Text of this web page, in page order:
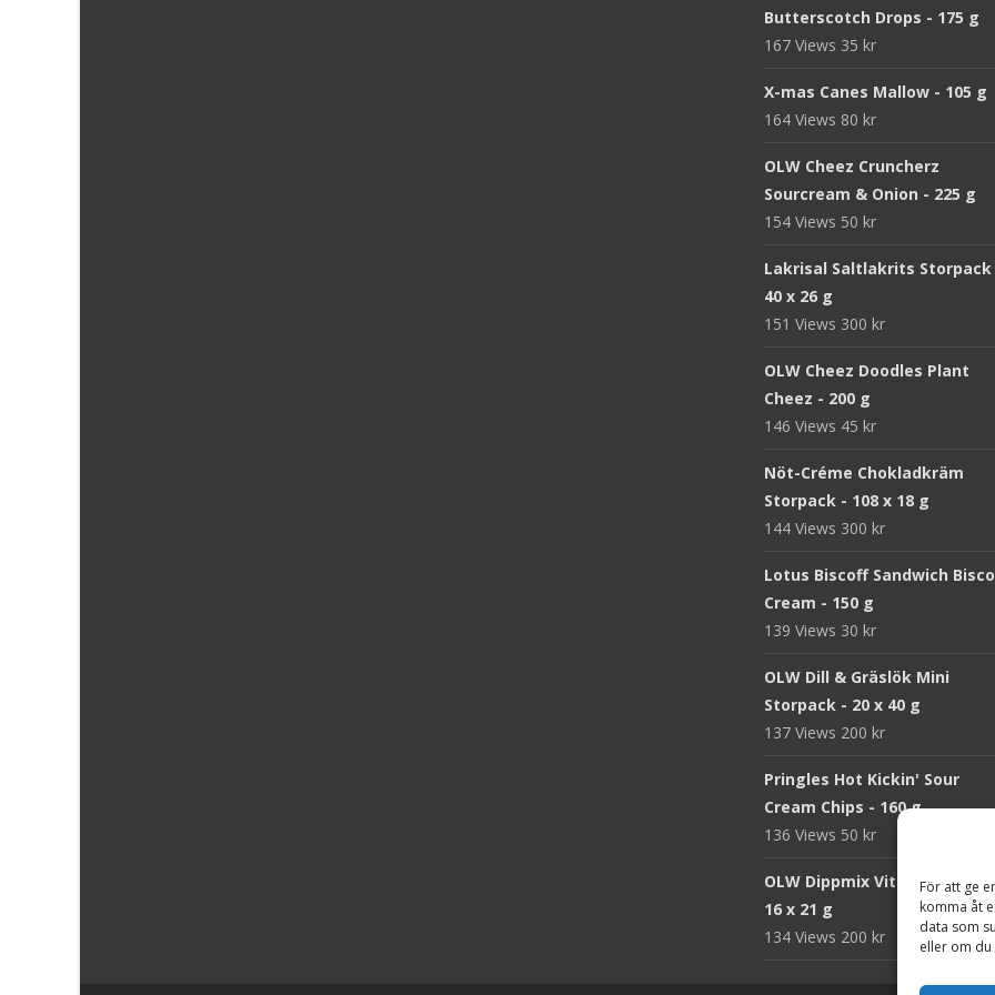
För att ge
komma åt
data som
eller om
Butterscotch Drops - 175 g
167 Views 35 kr
X-mas Canes Mallow - 105 g
164 Views 80 kr
OLW Cheez Cruncherz
Sourcream & Onion - 225 g
154 Views 50 kr
Lakrisal Saltlakrits Storpack
40 x 26 g
151 Views 300 kr
OLW Cheez Doodles Plant
Cheez - 200 g
146 Views 45 kr
Nöt-Créme Chokladkräm
Storpack - 108 x 18 g
144 Views 300 kr
Lotus Biscoff Sandwich
Cream - 150 g
139 Views 30 kr
OLW Dill & Gräslök Mini
Storpack - 20 x 40 g
137 Views 200 kr
Pringles Hot Kickin' Sour
Cream Chips - 160 g
136 Views 50 kr
OLW Dippmix Vitlök
16 x 21 g
134 Views 200 kr